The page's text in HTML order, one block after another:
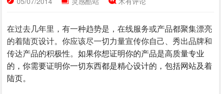
在过去几年里，有一种趋势是，在线服务或产品都聚集漂亮
的着陆页设计。你应该尽一切力量宣传你自己、秀出品牌和
传达产品的积极性。如果你想证明你的产品是高质量专业
的，你需要证明你一切东西都是精心设计的，包括网站及着
陆页。